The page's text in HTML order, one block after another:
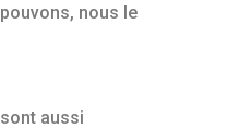
nous le
aussi